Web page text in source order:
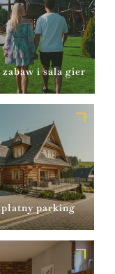
zabaw i sala gier
parking